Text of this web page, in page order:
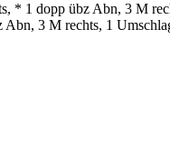
* 1 dopp übz Abn, 3 M
3 M rechts, 1